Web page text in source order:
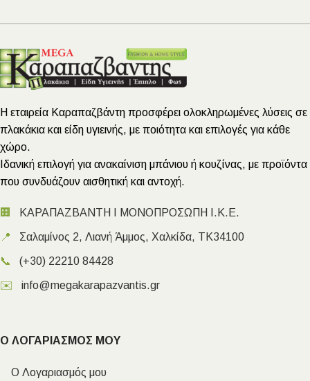
Η εταιρεία Καραπαζβάντη προσφέρει ολοκληρωμένες λύσεις σε
πλακάκια και είδη υγιεινής, με ποιότητα και επιλογές για κάθε
χώρο.
Ιδανική επιλογή για ανακαίνιση μπάνιου ή κουζίνας, με προϊόντα
που συνδυάζουν αισθητική και αντοχή.
🏢 ΚΑΡΑΠΑΖΒΑΝΤΗ Ι ΜΟΝΟΠΡΟΣΩΠΗ Ι.Κ.Ε.
📍 Σαλαμίνος 2, Λιανή Άμμος, Χαλκίδα, ΤΚ34100
📞 (+30) 22210 84428
✉️ info@megakarapazvantis.gr
Ο ΛΟΓΑΡΙΑΣΜΟΣ ΜΟΥ
Ο Λογαριασμός μου